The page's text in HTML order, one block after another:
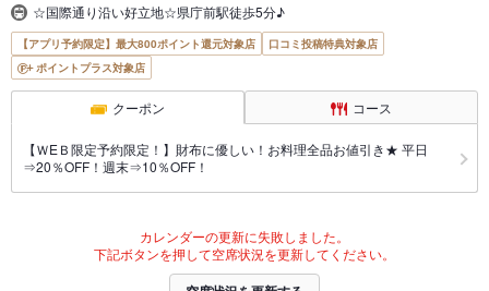
☆国際通り沿い好立地☆県庁前駅徒歩5分♪
【アプリ予約限定】最大800ポイント還元対象店
口コミ投稿特典対象店
ポイントプラス対象店
クーポン コース
【ＷEＢ限定予約限定！】財布に優しい！お料理全品お値引き★ 平日
⇒20％OFF！週末⇒10％OFF！
カレンダーの更新に失敗しました。
下記ボタンを押して空席状況を更新してください。